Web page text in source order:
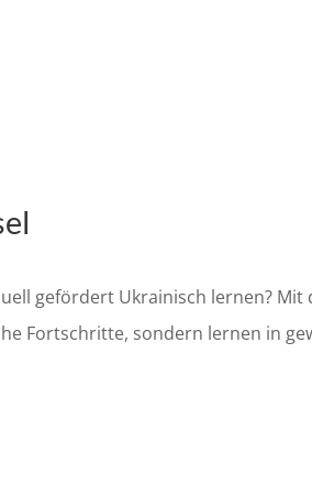
gefördert Ukrainisch lernen?
Fortschritte, sondern lernen in